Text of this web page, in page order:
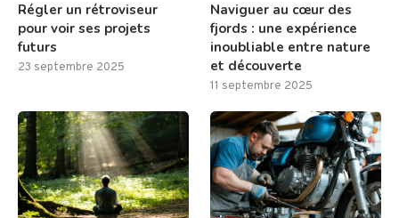
Régler un rétroviseur
pour voir ses projets
futurs
23 septembre 2025
Naviguer au cœur des
fjords : une expérience
inoubliable entre nature
et découverte
11 septembre 2025